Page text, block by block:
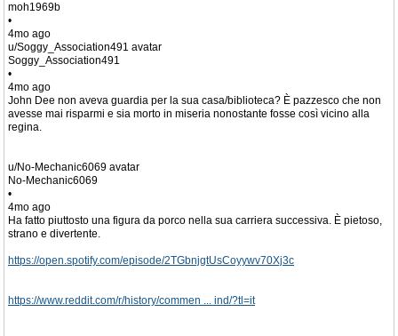
moh1969b
•
4mo ago
u/Soggy_Association491 avatar
Soggy_Association491
•
4mo ago
John Dee non aveva guardia per la sua casa/biblioteca? È pazzesco che non
avesse mai risparmi e sia morto in miseria nonostante fosse così vicino alla
regina.
u/No-Mechanic6069 avatar
No-Mechanic6069
•
4mo ago
Ha fatto piuttosto una figura da porco nella sua carriera successiva. È pietoso,
strano e divertente.
https://open.spotify.com/episode/2TGbnjgtUsCoyywv70Xj3c
https://www.reddit.com/r/history/commen ... ind/?tl=it